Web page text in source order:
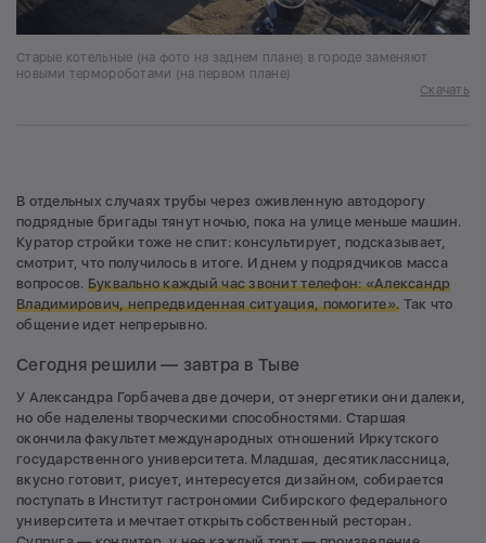
Старые котельные (на фото на заднем плане) в городе заменяют
новыми термороботами (на первом плане)
Скачать
В отдельных случаях трубы через оживленную автодорогу
подрядные бригады тянут ночью, пока на улице меньше машин.
Куратор стройки тоже не спит: консультирует, подсказывает,
смотрит, что получилось в итоге. И днем у подрядчиков масса
вопросов. Буквально каждый час звонит телефон: «Александр
Владимирович, непредвиденная ситуация, помогите». Так что
общение идет непрерывно.
Сегодня решили — завтра в Тыве
У Александра Горбачева две дочери, от энергетики они далеки,
но обе наделены творческими способностями. Старшая
окончила факультет международных отношений Иркутского
государственного университета. Младшая, десятиклассница,
вкусно готовит, рисует, интересуется дизайном, собирается
поступать в Институт гастрономии Сибирского федерального
университета и мечтает открыть собственный ресторан.